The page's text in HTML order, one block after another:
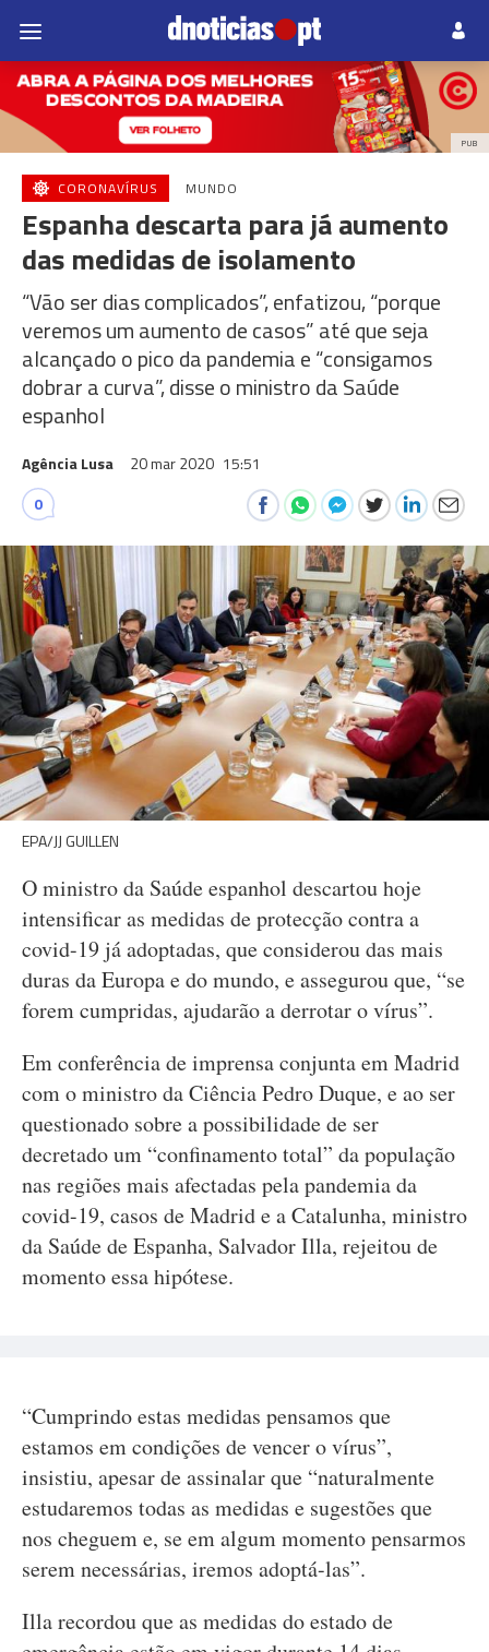
PUB
CORONAVÍRUS MUNDO
Espanha descarta para já aumento
das medidas de isolamento
“Vão ser dias complicados”, enfatizou, “porque
veremos um aumento de casos” até que seja
alcançado o pico da pandemia e “consigamos
dobrar a curva”, disse o ministro da Saúde
espanhol
Agência Lusa 20 mar 2020 15:51
0
EPA/JJ GUILLEN
O ministro da Saúde espanhol descartou hoje
intensificar as medidas de protecção contra a
covid-19 já adoptadas, que considerou das mais
duras da Europa e do mundo, e assegurou que, “se
forem cumpridas, ajudarão a derrotar o vírus”.
Em conferência de imprensa conjunta em Madrid
com o ministro da Ciência Pedro Duque, e ao ser
questionado sobre a possibilidade de ser
decretado um “confinamento total” da população
nas regiões mais afectadas pela pandemia da
covid-19, casos de Madrid e a Catalunha, ministro
da Saúde de Espanha, Salvador Illa, rejeitou de
momento essa hipótese.
“Cumprindo estas medidas pensamos que
estamos em condições de vencer o vírus”,
insistiu, apesar de assinalar que “naturalmente
estudaremos todas as medidas e sugestões que
nos cheguem e, se em algum momento pensarmos
serem necessárias, iremos adoptá-las”.
Illa recordou que as medidas do estado de